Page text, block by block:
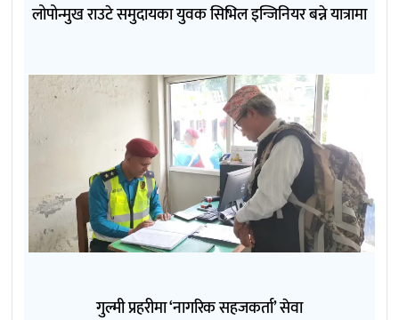
लोपोन्मुख राउटे समुदायका युवक सिभिल इन्जिनियर बन्ने यात्रामा
गुल्मी प्रहरीमा ‘नागरिक सहजकर्ता’ सेवा